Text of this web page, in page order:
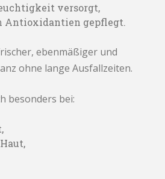
versorgt,
gepflegt.
ebenmäßiger und
ohne lange Ausfallzeiten.
besonders bei: